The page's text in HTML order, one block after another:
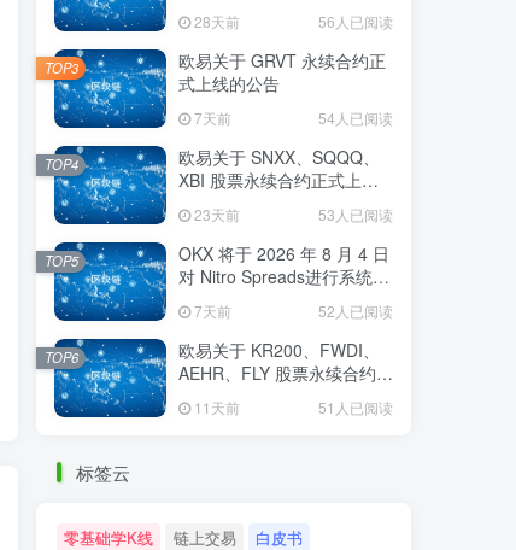
28天前 56人已阅读
欧易关于 GRVT 永续合约正
式上线的公告
7天前 54人已阅读
TOP3
欧易关于 SNXX、SQQQ、
XBI 股票永续合约正式上线
23天前 53人已阅读
TOP4
OKX 将于 2026 年 8 月 4 日
对 Nitro Spreads进行系统维
7天前 52人已阅读
TOP5
欧易关于 KR200、FWDI、
AEHR、FLY 股票永续合约正
11天前 51人已阅读
TOP6
标签云
零基础学K线 链上交易
白皮书